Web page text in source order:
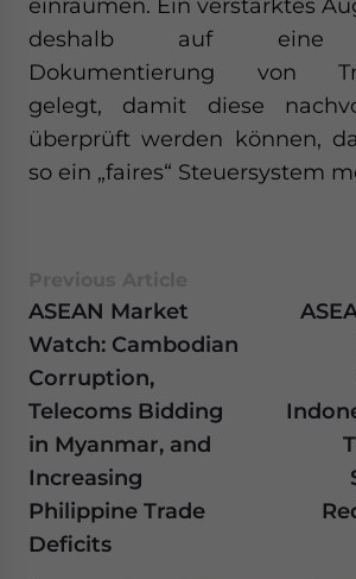
einräumen. Ein verstärktes
deshalb auf eine
Dokumentierung von
gelegt, damit diese
überprüft werden können,
so ein „faires“ Steuersystem
ASEAN Market
Watch: Cambodian
Corruption,
Telecoms Bidding
in Myanmar, and
Increasing
Philippine Trade
Deficits